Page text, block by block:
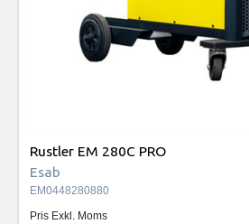
Rustler EM 280C PRO
Esab
EM0448280880
Pris Exkl. Moms